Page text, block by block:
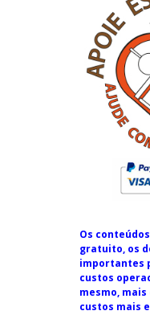
Os
gratuito, os
importantes
custos
mesmo,
custos mais